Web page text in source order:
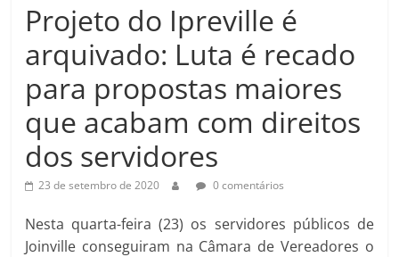
S
E
Projeto do Ipreville é
arquivado: Luta é recado
para propostas maiores
que acabam com direitos
dos servidores
23 de setembro de 2020 0 comentários
Nesta quarta-feira (23) os servidores públicos de
Joinville conseguiram na Câmara de Vereadores o